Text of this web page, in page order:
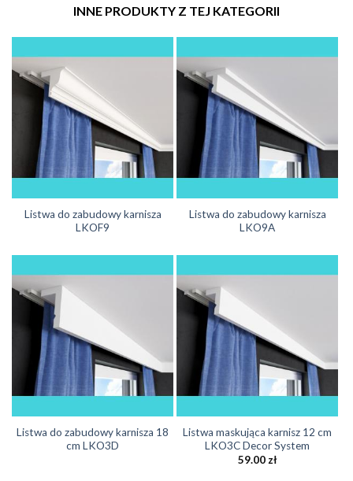
INNE PRODUKTY Z TEJ KATEGORII
Listwa do zabudowy karnisza
LKOF9
Listwa do zabudowy karnisza
LKO9A
Listwa do zabudowy karnisza 18
cm LKO3D
Listwa maskująca karnisz 12 cm
LKO3C Decor System
59.00zł